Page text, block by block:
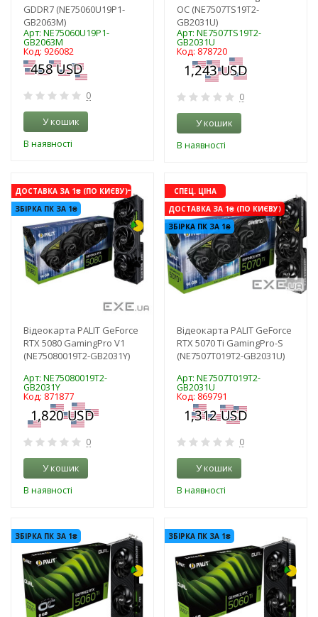
GDDR7 (NE75060U19P1-
GB2063M)
Арт: NE75060U19P1-
GB2063M
Код: 926082
0
У кошик
В наявності
OC (NE7507TS19T2-
GB2031U)
Арт: NE7507TS19T2-
GB2031U
Код: 878720
0
У кошик
В наявності
ДОСТАВКА ЗА 1₴ (ПО КИЄВУ)
ЗБІРКА ПК ЗА 1₴
-3%
Відеокарта PALIT GeForce
RTX 5080 GamingPro V1
(NE75080019T2-GB2031Y)
Арт: NE75080019T2-
GB2031Y
Код: 871877
0
У кошик
В наявності
СПЕЦ. ЦІНА
ДОСТАВКА ЗА 1₴ (ПО КИЄВУ)
ЗБІРКА ПК ЗА 1₴
Відеокарта PALIT GeForce
RTX 5070 Ti GamingPro-S
(NE7507T019T2-GB2031U)
Арт: NE7507T019T2-
GB2031U
Код: 869791
0
У кошик
В наявності
ЗБІРКА ПК ЗА 1₴ -3% ЗБІРКА ПК ЗА 1₴ -3%